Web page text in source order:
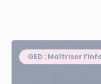
GED : Maîtriser